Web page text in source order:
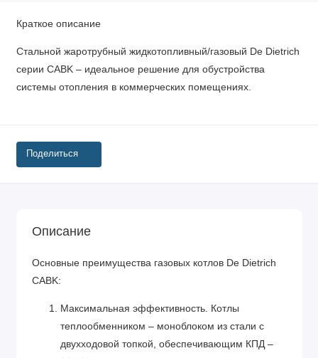
Краткое описание
Стальной жаротрубный жидкотопливный/газовый De Dietrich
серии CABK – идеальное решение для обустройства
системы отопления в коммерческих помещениях.
Поделиться
Описание
Основные преимущества газовых котлов De Dietrich
CABK:
Максимальная эффективность. Котлы
теплообменником – моноблоком из стали с
двухходовой топкой, обеспечивающим КПД –